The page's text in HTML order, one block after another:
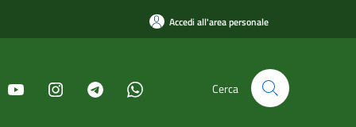
Accedi all'area personale
Cerca